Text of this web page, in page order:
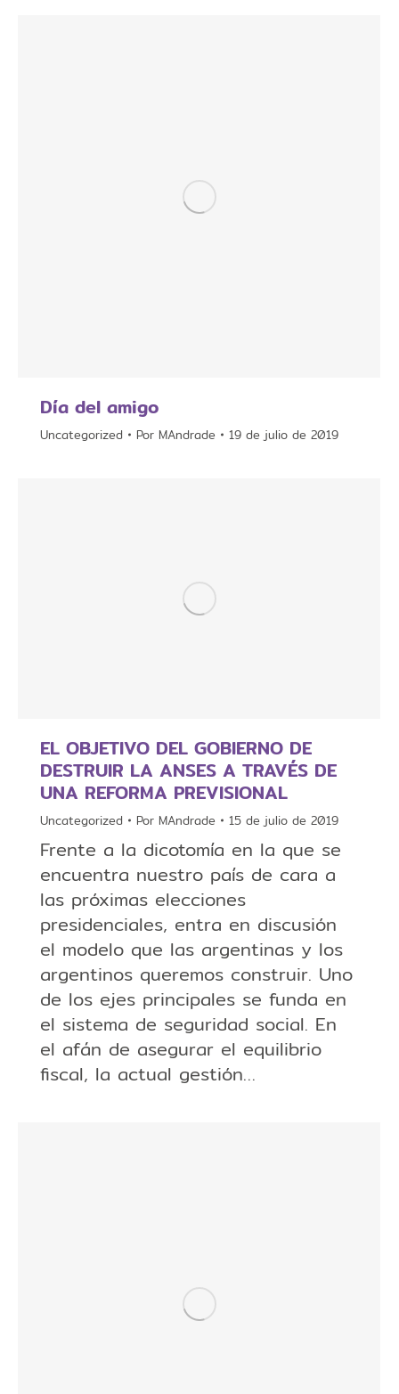
Día del amigo
Uncategorized Por MAndrade 19 de julio de 2019
EL OBJETIVO DEL GOBIERNO DE
DESTRUIR LA ANSES A TRAVÉS DE
UNA REFORMA PREVISIONAL
Uncategorized Por MAndrade 15 de julio de 2019
Frente a la dicotomía en la que se
encuentra nuestro país de cara a
las próximas elecciones
presidenciales, entra en discusión
el modelo que las argentinas y los
argentinos queremos construir. Uno
de los ejes principales se funda en
el sistema de seguridad social. En
el afán de asegurar el equilibrio
fiscal, la actual gestión…